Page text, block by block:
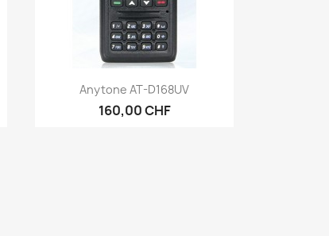
Vorschau
Anytone AT-D168UV
160,00 CHF